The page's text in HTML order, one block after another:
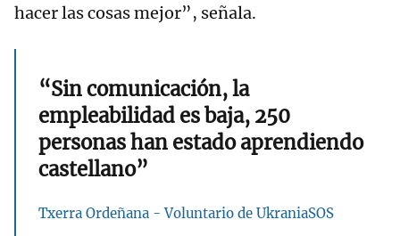
hacer las cosas mejor”, señala.
“Sin comunicación, la
empleabilidad es baja, 250
personas han estado aprendiendo
castellano”
Txerra Ordeñana - Voluntario de UkraniaSOS